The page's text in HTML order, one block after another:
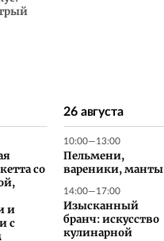
со
и
с
26 августа
10:00—13:00
Пельмени,
вареники, манты
14:00—17:00
Изысканный
бранч: искусство
кулинарной